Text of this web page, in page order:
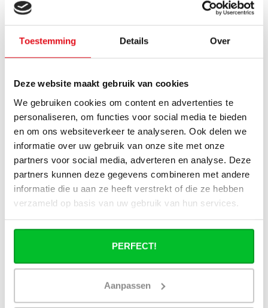
Toestemming Details Over
Deze website maakt gebruik van cookies
We gebruiken cookies om content en advertenties te
personaliseren, om functies voor social media te bieden
en om ons websiteverkeer te analyseren. Ook delen we
informatie over uw gebruik van onze site met onze
partners voor social media, adverteren en analyse. Deze
partners kunnen deze gegevens combineren met andere
informatie die u aan ze heeft verstrekt of die ze hebben
verzameld op basis van uw gebruik van hun services.
PERFECT!
Aanpassen
Puis-je utiliser le radiateur électrique
plus tard comme radiateur à eau ?
Un radiateur sèche-serviettes électrique
consomme-t-il beaucoup d’électricité ?
Avez-vous une question à propos de se produit.
Simon est heureux de vous aider et peut répondre à
toutes vos questions.